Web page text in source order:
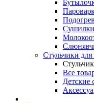
Стульчики
Все
Детские